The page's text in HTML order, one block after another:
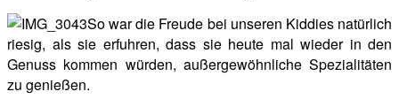
So war die Freude bei unseren Kiddies natürlich
riesig, als sie erfuhren, dass sie heute mal wieder in den
Genuss kommen würden, außergewöhnliche Spezialitäten
zu genießen.